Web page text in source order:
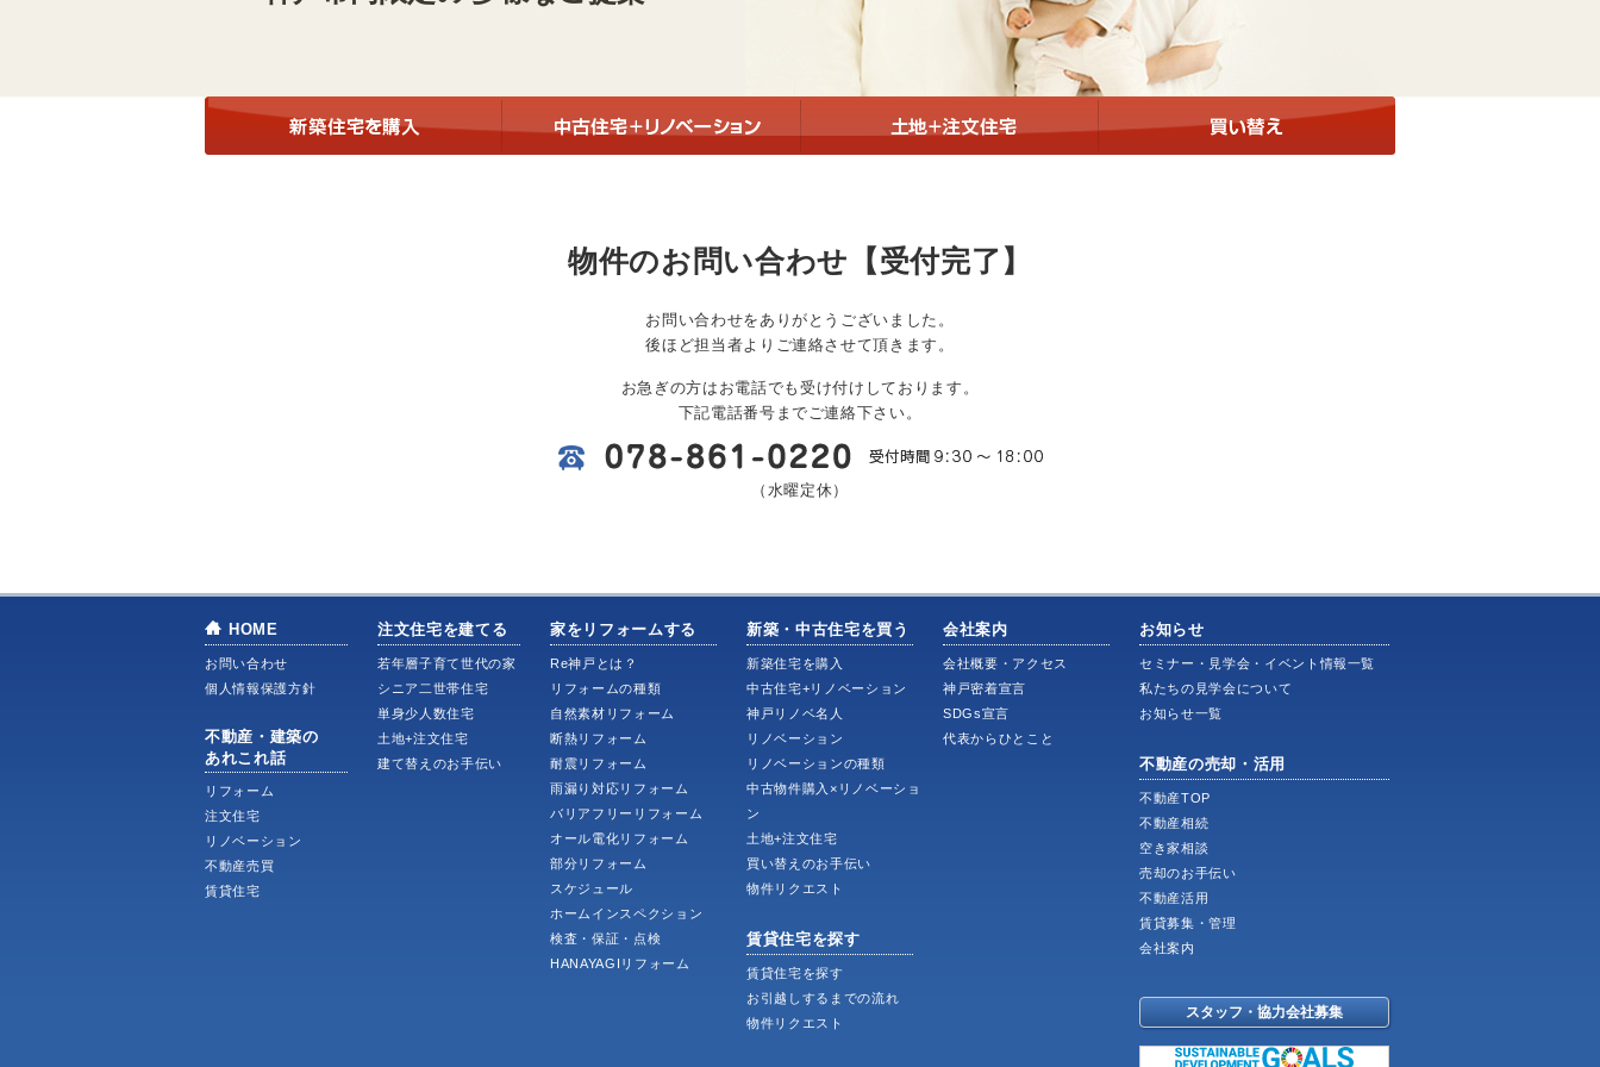
物件のお問い合わせ 【受付完了】
お問い合わせをありがとうございました。
後ほど担当者よりご連絡させて頂きます。
お急ぎの方はお電話でも受け付けしております。
下記電話番号までご連絡下さい。
（水曜定休）
HOME
お問い合わせ
個人情報保護方針
不動産・建築の
あれこれ話
リフォーム
注文住宅
リノベーション
不動産売買
賃貸住宅
注文住宅を建てる
若年層子育て世代の家
シニア二世帯住宅
単身少人数住宅
土地+注文住宅
建て替えのお手伝い
家をリフォームする
Re神戸とは？
リフォームの種類
自然素材リフォーム
断熱リフォーム
耐震リフォーム
雨漏り対応リフォーム
バリアフリーリフォーム
オール電化リフォーム
部分リフォーム
スケジュール
ホームインスペクション
検査・保証・点検
HANAYAGIリフォーム
新築・中古住宅を買う
新築住宅を購入
中古住宅+リノベーション
神戸リノベ名人
リノベーション
リノベーションの種類
中古物件購入×リノベーショ
ン
土地+注文住宅
買い替えのお手伝い
物件リクエスト
賃貸住宅を探す
賃貸住宅を探す
お引越しするまでの流れ
物件リクエスト
会社案内
会社概要・アクセス
神戸密着宣言
SDGs宣言
代表からひとこと
お知らせ
セミナー・見学会・イベント情報一覧
私たちの見学会について
お知らせ一覧
不動産の売却・活用
不動産TOP
不動産相続
空き家相談
売却のお手伝い
不動産活用
賃貸募集・管理
会社案内
スタッフ・協力会社募集